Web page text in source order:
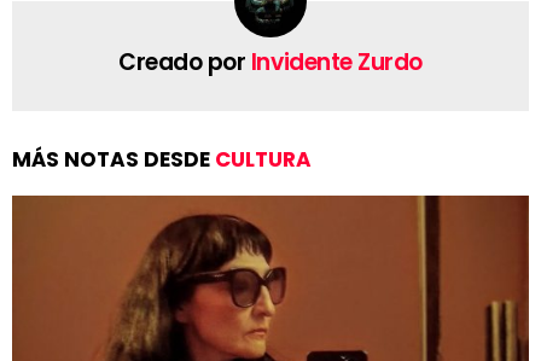
Creado por Invidente Zurdo
MÁS NOTAS DESDE CULTURA